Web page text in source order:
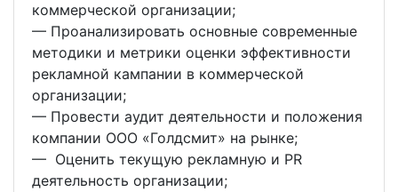
коммерческой организации;
— Проанализировать основные современные
методики и метрики оценки эффективности
рекламной кампании в коммерческой
организации;
— Провести аудит деятельности и положения
компании ООО «Голдсмит» на рынке;
— Оценить текущую рекламную и PR
деятельность организации;